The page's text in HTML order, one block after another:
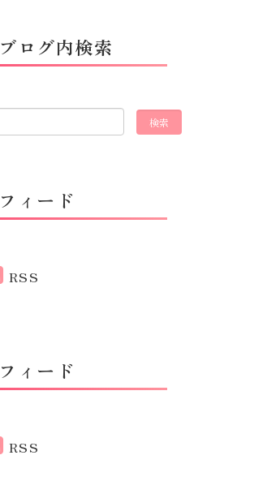
ブログ内検索
フィード
RSS
フィード
RSS